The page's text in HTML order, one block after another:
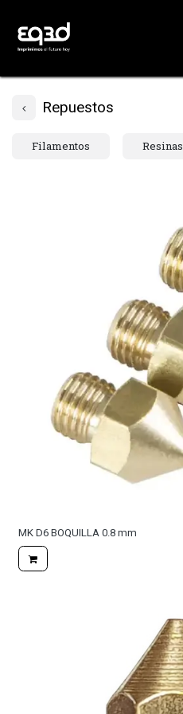
Repuestos
Filamentos Resinas
MK D6 BOQUILLA 0.8 mm